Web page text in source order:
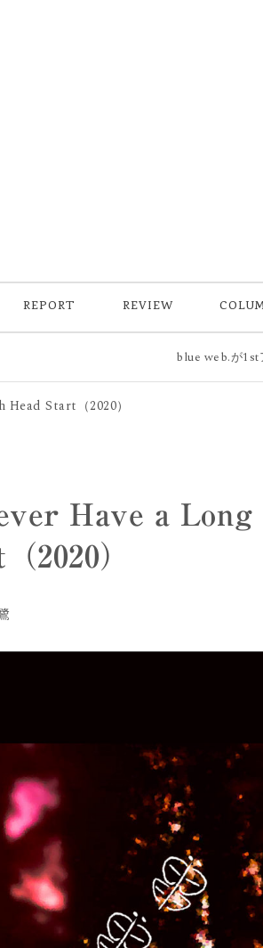
REPORT REVIEW
blue web.が1stアルバ
Start（2020）
Have a Long
2020）